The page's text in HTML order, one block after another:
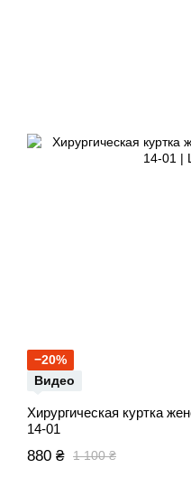
−20%
Видео
Хирургическая куртка
14-01
1 100 ₴
880 ₴